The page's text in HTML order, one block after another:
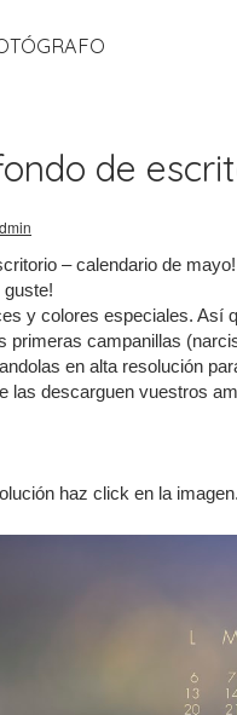
de
– calendario de
guste!
y colores especiales.
primeras campanillas
en alta resolución
las descarguen vuestros
haz click en la imagen.